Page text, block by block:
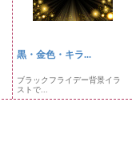
黒・金色・キラ...
ブラックフライデー背景イラ
ストで...